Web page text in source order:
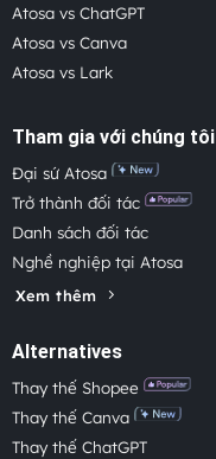
Atosa vs ChatGPT
Atosa vs Canva
Atosa vs Lark
Tham gia với chúng tôi
Đại sứ Atosa
Trở thành đối tác
Danh sách đối tác
Nghề nghiệp tại Atosa
Xem thêm
Alternatives
Thay thế Shopee
Thay thế Canva
Thay thế ChatGPT